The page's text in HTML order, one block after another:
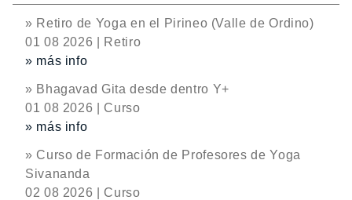
» Retiro de Yoga en el Pirineo (Valle de Ordino)
01 08 2026 | Retiro
» más info
» Bhagavad Gita desde dentro Y+
01 08 2026 | Curso
» más info
» Curso de Formación de Profesores de Yoga
Sivananda
02 08 2026 | Curso